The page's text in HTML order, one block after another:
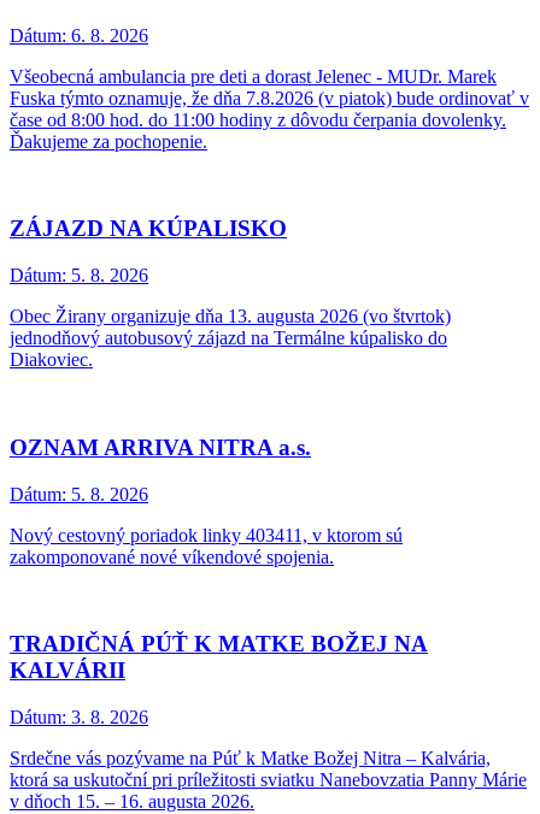
Dátum: 6. 8. 2026
Všeobecná ambulancia pre deti a dorast Jelenec - MUDr. Marek
Fuska týmto oznamuje, že dňa 7.8.2026 (v piatok) bude ordinovať v
čase od 8:00 hod. do 11:00 hodiny z dôvodu čerpania dovolenky.
Ďakujeme za pochopenie.
ZÁJAZD NA KÚPALISKO
Dátum: 5. 8. 2026
Obec Žirany organizuje dňa 13. augusta 2026 (vo štvrtok)
jednodňový autobusový zájazd na Termálne kúpalisko do
Diakoviec.
OZNAM ARRIVA NITRA a.s.
Dátum: 5. 8. 2026
Nový cestovný poriadok linky 403411, v ktorom sú
zakomponované nové víkendové spojenia.
TRADIČNÁ PÚŤ K MATKE BOŽEJ NA
KALVÁRII
Dátum: 3. 8. 2026
Srdečne vás pozývame na Púť k Matke Božej Nitra – Kalvária,
ktorá sa uskutoční pri príležitosti sviatku Nanebovzatia Panny Márie
v dňoch 15. – 16. augusta 2026.